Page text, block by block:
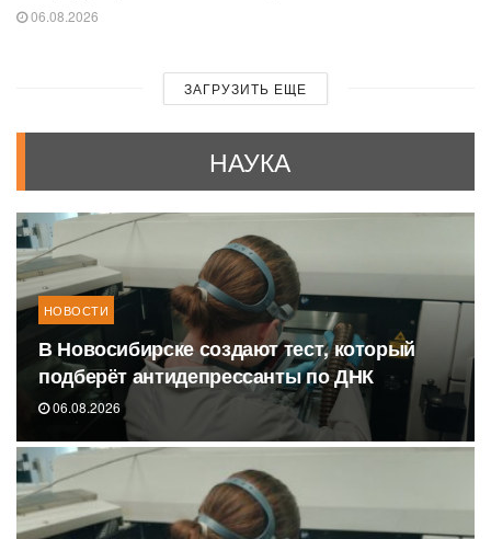
06.08.2026
ЗАГРУЗИТЬ ЕЩЕ
НАУКА
НОВОСТИ
В Новосибирске создают тест, который
подберёт антидепрессанты по ДНК
06.08.2026